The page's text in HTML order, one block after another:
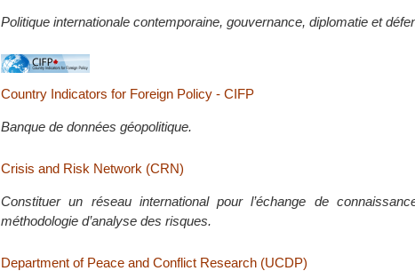
Politique internationale contemporaine, gouvernance, diplomatie et
Country Indicators for Foreign Policy - CIFP
Banque de données géopolitique.
Crisis and Risk Network (CRN)
Constituer un réseau international pour l’échange de
méthodologie d’analyse des risques.
Department of Peace and Conflict Research (UCDP)